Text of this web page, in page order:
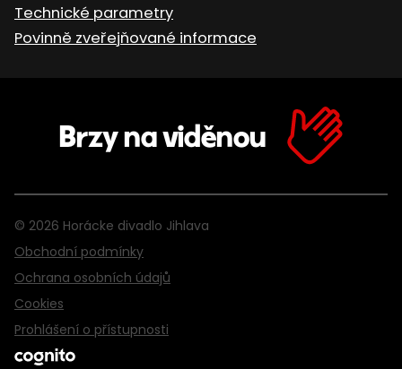
Technické parametry
Povinně zveřejňované informace
Brzy na viděnou
© 2026 Horácke divadlo Jihlava
Obchodní podmínky
Ochrana osobních údajů
Cookies
Prohlášení o přístupnosti